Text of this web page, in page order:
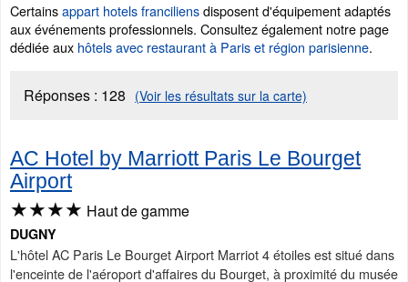
Certainsappart hotels franciliensdisposent d'équipement adaptés
aux événements professionnels. Consultez également notre page
dédiée aux hôtels avec restaurant à Paris et région parisienne.
Réponses : 128 (Voir les résultats sur la carte)
AC Hotel by Marriott Paris Le Bourget
Airport
★★★★ Haut de gamme
DUGNY
L'hôtel AC Paris Le Bourget Airport Marriot 4 étoiles est situé dans
l'enceinte de l'aéroport d'affaires du Bourget, à proximité du musée